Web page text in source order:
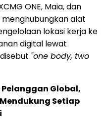
ONE, Maia, dan
menghubungkan alat
lokasi kerja ke
digital lewat
"one body, two
Global,
Setiap